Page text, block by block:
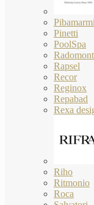
Pibamarmi
Pinetti
PoolSpa
Rapsel
Recor
Reginox
Repabad
Rexa
Riho
Ritmonio
Roca